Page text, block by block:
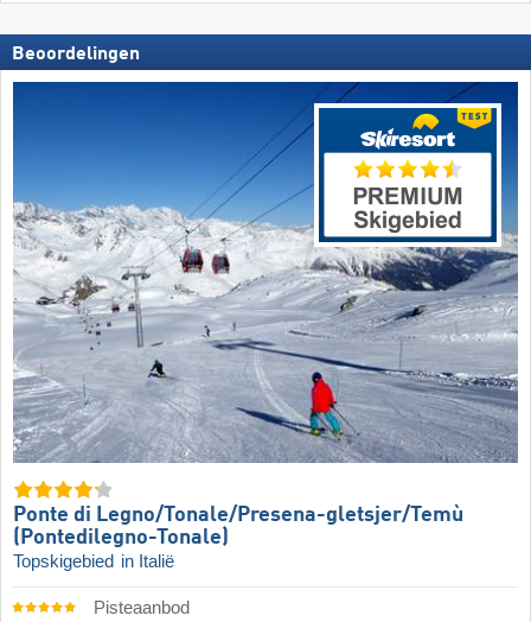
Beoordelingen
Ponte di Legno/​​Tonale/​​Presena-gletsjer/​​Temù
(Pontedilegno-Tonale)
Topskigebied in Italië
Pisteaanbod